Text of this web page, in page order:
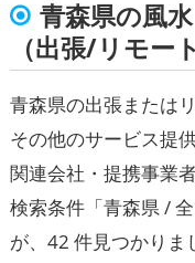
青森県の風
（出張/リモー
青森県の出張または
その他のサービス提
関連会社・提携事業
検索条件「青森県 /
が、42 件見つかりま